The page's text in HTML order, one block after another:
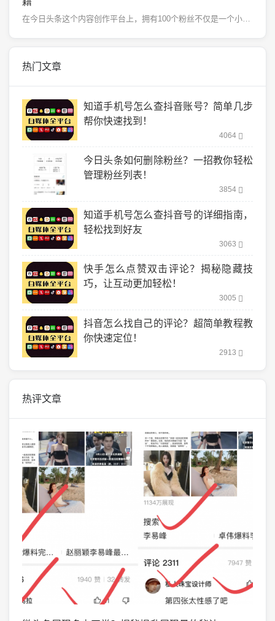
在今日头条这个内容创作平台上，拥有100个粉丝不仅是一个小目标，也是你内容创作之路上的第一个里程碑。...
热门文章
知道手机号怎么查抖音账号？简单几步
帮你快速找到！
4064
今日头条如何删除粉丝？一招教你轻松
管理粉丝列表！
3854
知道手机号怎么查抖音号的详细指南，
轻松找到好友
3063
快手怎么点赞双击评论？揭秘隐藏技
巧，让互动更加轻松！
3005
抖音怎么找自己的评论？超简单教程教
你快速定位！
2913
热评文章